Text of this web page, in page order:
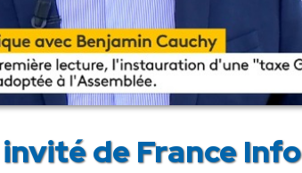
de France Info